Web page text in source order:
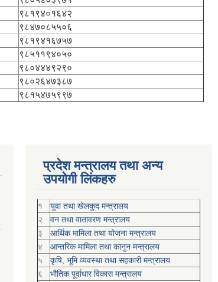
९८१९४०१६४२
९८४७०८५५०६
९८१९४१६७५७
९८५११९४०५०
९८०४४४९२९०
९८०२६४७३८७
९८१५४७५९९७
प्रदेश मन्त्रालय तथा अन्य
उपयोगी लिंकहरु
१
युवा तथा खेलकुद मन्त्रालय
२
वन तथा वातावरण मन्त्रालय
३
आर्थिक मामिला तथा योजना मन्त्रालय
४
आन्तरिक मामिला तथा कानुन मन्त्रालय
५
कृषि, भूमि व्यवस्था तथा सहकारी मन्त्रालय
६
भौतिक पूर्वाधार विकास मन्त्रालय